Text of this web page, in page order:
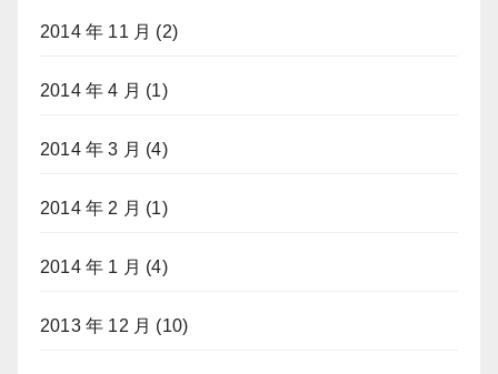
2014 年 11 月 (2)
2014 年 4 月 (1)
2014 年 3 月 (4)
2014 年 2 月 (1)
2014 年 1 月 (4)
2013 年 12 月 (10)